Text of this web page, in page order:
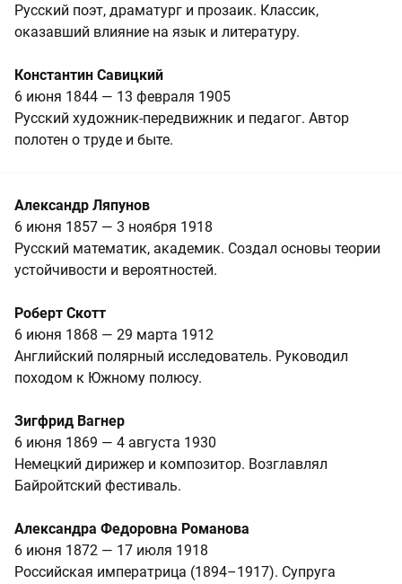
Русский поэт, драматург и прозаик. Классик,
оказавший влияние на язык и литературу.
Константин Савицкий
6 июня 1844 — 13 февраля 1905
Русский художник-передвижник и педагог. Автор
полотен о труде и быте.
Александр Ляпунов
6 июня 1857 — 3 ноября 1918
Русский математик, академик. Создал основы теории
устойчивости и вероятностей.
Роберт Скотт
6 июня 1868 — 29 марта 1912
Английский полярный исследователь. Руководил
походом к Южному полюсу.
Зигфрид Вагнер
6 июня 1869 — 4 августа 1930
Немецкий дирижер и композитор. Возглавлял
Байройтский фестиваль.
Александра Федоровна Романова
6 июня 1872 — 17 июля 1918
Российская императрица (1894–1917). Супруга